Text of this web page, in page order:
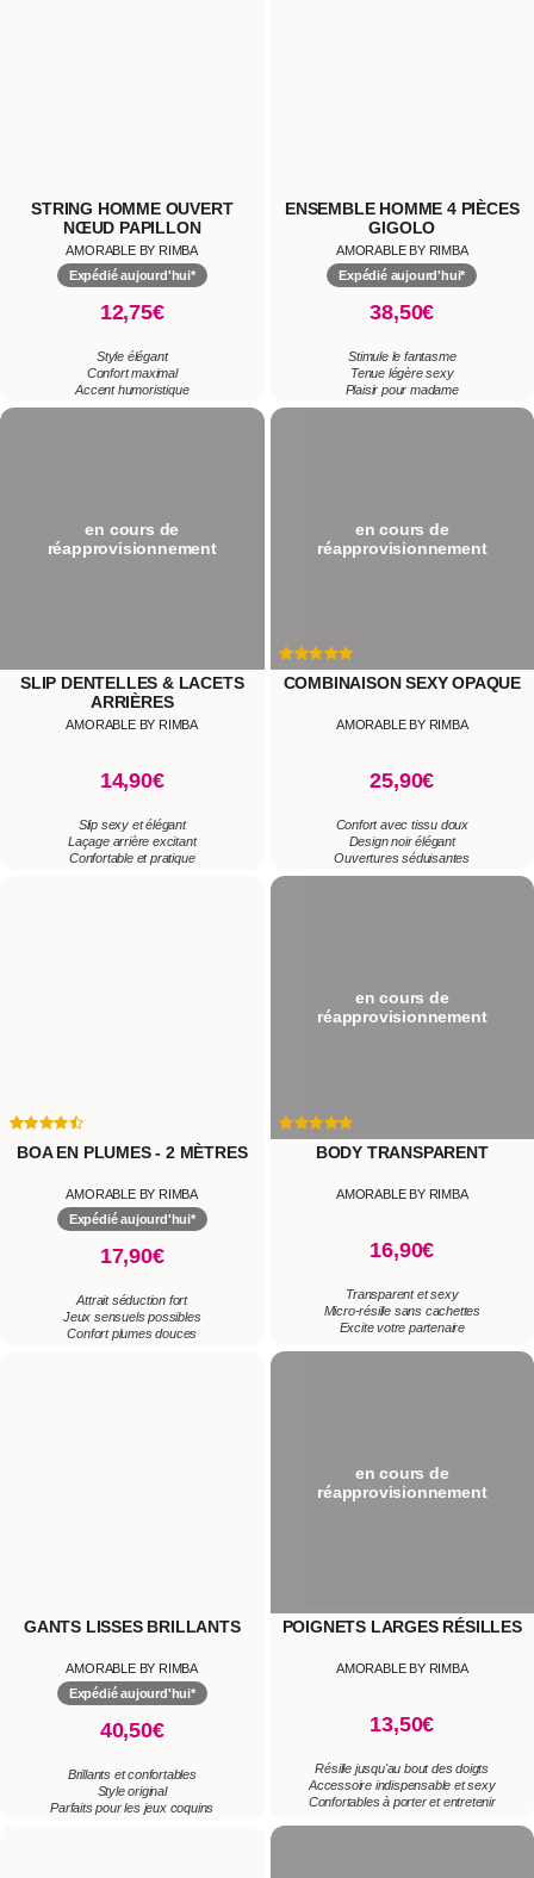
STRING HOMME OUVERT
NŒUD PAPILLON
AMORABLE BY RIMBA
Expédié aujourd'hui*
12,75€
Style élégant
Confort maximal
Accent humoristique
ENSEMBLE HOMME 4 PIÈCES
GIGOLO
AMORABLE BY RIMBA
Expédié aujourd'hui*
38,50€
Stimule le fantasme
Tenue légère sexy
Plaisir pour madame
en cours de
réapprovisionnement
SLIP DENTELLES & LACETS
ARRIÈRES
AMORABLE BY RIMBA
14,90€
Slip sexy et élégant
Laçage arrière excitant
Confortable et pratique
en cours de
réapprovisionnement
COMBINAISON SEXY OPAQUE
AMORABLE BY RIMBA
25,90€
Confort avec tissu doux
Design noir élégant
Ouvertures séduisantes
BOA EN PLUMES - 2 MÈTRES
AMORABLE BY RIMBA
Expédié aujourd'hui*
17,90€
Attrait séduction fort
Jeux sensuels possibles
Confort plumes douces
en cours de
réapprovisionnement
BODY TRANSPARENT
AMORABLE BY RIMBA
16,90€
Transparent et sexy
Micro-résille sans cachettes
Excite votre partenaire
GANTS LISSES BRILLANTS
AMORABLE BY RIMBA
Expédié aujourd'hui*
40,50€
Brillants et confortables
Style original
Parfaits pour les jeux coquins
en cours de
réapprovisionnement
POIGNETS LARGES RÉSILLES
AMORABLE BY RIMBA
13,50€
Résille jusqu'au bout des doigts
Accessoire indispensable et sexy
Confortables à porter et entretenir